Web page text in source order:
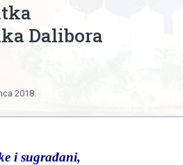
Dalibora
2018.
i sugrađani,